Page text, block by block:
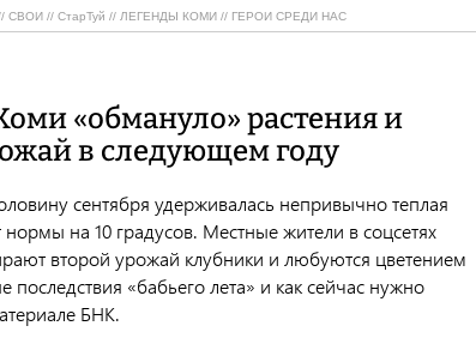
СВОИ // СтарТуй // ЛЕГЕНДЫ КОМИ // ГЕРОИ СРЕДИ НАС
«обмануло» растения и
в следующем году
сентября удерживалась непривычно теплая
на 10 градусов. Местные жители в соцсетях
второй урожай клубники и любуются цветением
последствия «бабьего лета» и как сейчас нужно
БНК.